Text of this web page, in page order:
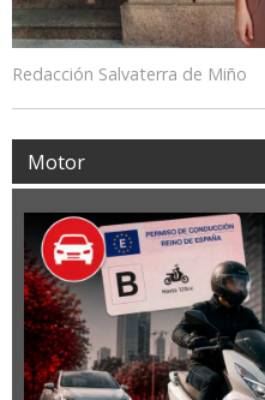
Redacción Salvaterra de Miño
Motor